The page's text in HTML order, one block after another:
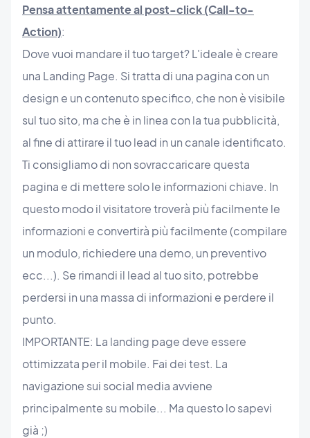
Pensa attentamente al post-click (Call-to-
Action):
Dove vuoi mandare il tuo target? L'ideale è creare
una Landing Page. Si tratta di una pagina con un
design e un contenuto specifico, che non è visibile
sul tuo sito, ma che è in linea con la tua pubblicità,
al fine di attirare il tuo lead in un canale identificato.
Ti consigliamo di non sovraccaricare questa
pagina e di mettere solo le informazioni chiave. In
questo modo il visitatore troverà più facilmente le
informazioni e convertirà più facilmente (compilare
un modulo, richiedere una demo, un preventivo
ecc...). Se rimandi il lead al tuo sito, potrebbe
perdersi in una massa di informazioni e perdere il
punto.
IMPORTANTE: La landing page deve essere
ottimizzata per il mobile. Fai dei test. La
navigazione sui social media avviene
principalmente su mobile... Ma questo lo sapevi
già ;)